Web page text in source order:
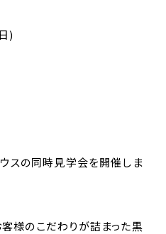
)
スの同時見学会を開催しま
様のこだわりが詰まった黒